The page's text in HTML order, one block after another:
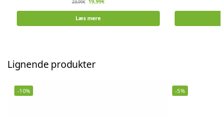
23,99€ 19,99€
Læs mere
Lignende produkter
-10% -5%